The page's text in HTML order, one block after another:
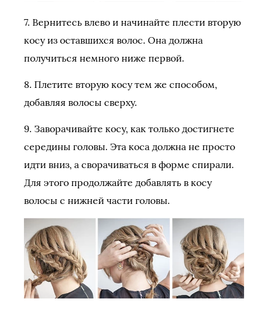
7. Вернитесь влево и начинайте плести вторую
косу из оставшихся волос. Она должна
получиться немного ниже первой.
8. Плетите вторую косу тем же способом,
добавляя волосы сверху.
9. Заворачивайте косу, как только достигнете
середины головы. Эта коса должна не просто
идти вниз, а сворачиваться в форме спирали.
Для этого продолжайте добавлять в косу
волосы с нижней части головы.